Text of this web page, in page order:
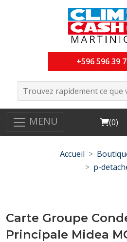
+596 596 39
MENU Cart
(0)
Accueil
p-
Carte Groupe
Principale Midea